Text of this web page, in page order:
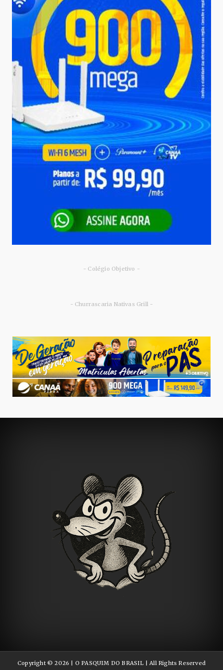
- Colégio Objetivo -